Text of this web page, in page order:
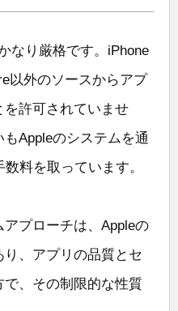
なり厳格です。iPhone
以外のソースからアプ
を許可されていませ
Appleのシステムを通
料を取っています。
プローチは、Appleの
、アプリの品質とセ
、その制限的な性質